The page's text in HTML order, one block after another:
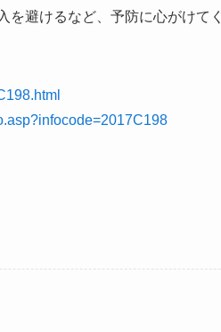
避けるなど、予防に心がけて